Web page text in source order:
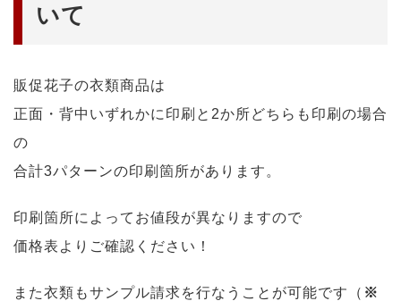
いて
販促花子の衣類商品は
正面・背中いずれかに印刷と2か所どちらも印刷の場合
の
合計3パターンの印刷箇所があります。
印刷箇所によってお値段が異なりますので
価格表よりご確認ください！
また衣類もサンプル請求を行なうことが可能です（ ※